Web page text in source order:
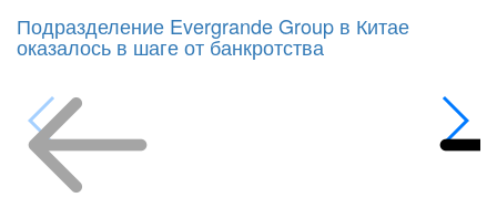
Подразделение Evergrande Group в Китае
оказалось в шаге от банкротства